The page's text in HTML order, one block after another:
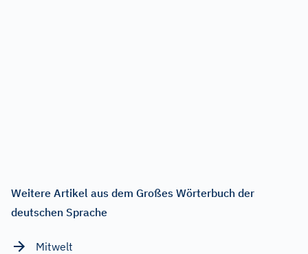
Weitere Artikel aus dem Großes Wörterbuch der
deutschen Sprache
Mitwelt